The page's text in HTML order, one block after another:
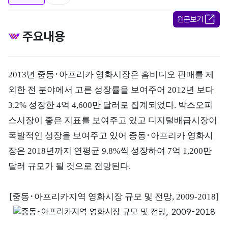
원문보기
주요내용
2013년 중동･아프리카 영화시장은 홈비디오 판매를 제
외한 전 분야에서 고른 성장률을 보여주어 2012년 보다
3.2% 성장한 4억 4,600만 달러로 집계되었다. 박스오피
스시장이 좋은 지표를 보여주고 있고 디지털배급시장이
폭발적인 성장을 보여주고 있어 중동･아프리카 영화시
장은 2018년까지 연평균 9.8%씩 성장하여 7억 1,200만
달러 규모가 될 것으로 전망된다.
[중동･아프리카지역 영화시장 규모 및 전망, 2009-2018]